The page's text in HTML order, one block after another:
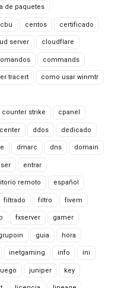
de paquetes
cbu centos certificado
server cloudflare
commands
tracert como usar winmtr
counter strike cpanel
ddos dedicado
dmarc dns domain
entrar
remoto español
filtrado filtro fivem
fxserver gamer
guia hora
inetgaming info ini
juniper key